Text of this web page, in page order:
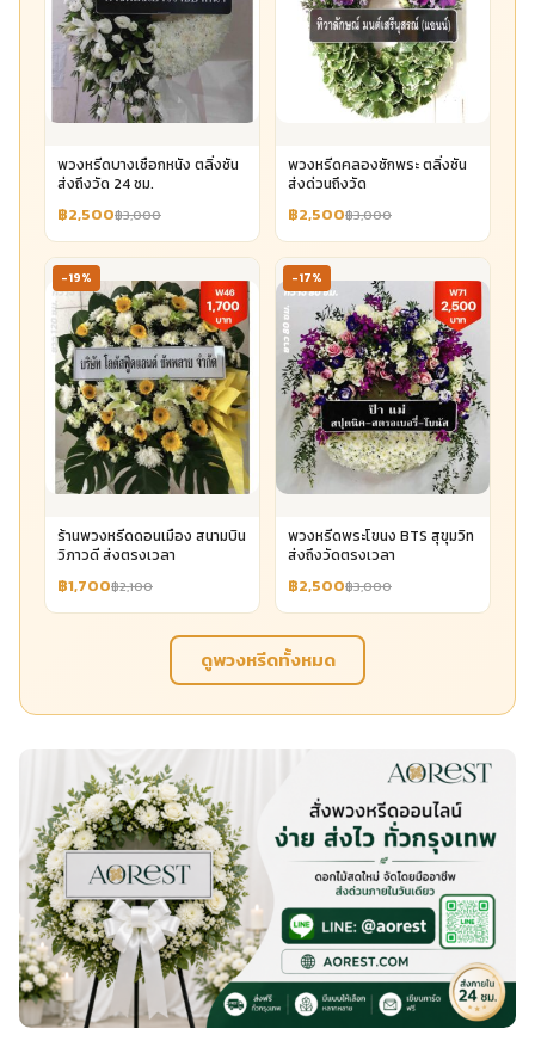
พวงหรีดบางเชือกหนัง ตลิ่งชัน
ส่งถึงวัด 24 ชม.
฿2,500฿3,000
พวงหรีดคลองชักพระ ตลิ่งชัน
ส่งด่วนถึงวัด
฿2,500฿3,000
-19%
ร้านพวงหรีดดอนเมือง สนามบิน
วิภาวดี ส่งตรงเวลา
฿1,700฿2,100
-17%
พวงหรีดพระโขนง BTS สุขุมวิท
ส่งถึงวัดตรงเวลา
฿2,500฿3,000
ดูพวงหรีดทั้งหมด